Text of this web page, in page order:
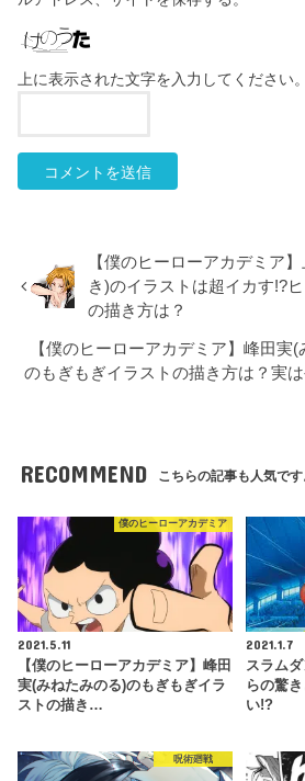
上に表示された文字を入力してください。
【僕のヒーローアカデミア
き)のイラストは超イカす!?
の描き方は？
【僕のヒーローアカデミア】峰田実
のもぎもぎイラストの描き方は？実
RECOMMEND こちらの記事も人気です
僕のヒーローアカデミア
2021.5.11
【僕のヒーローアカデミア】峰田
実(みねたみのる)のもぎもぎイラ
ストの描き…
2021.1.7
スラム
らの驚
い!?
呪術廻戦